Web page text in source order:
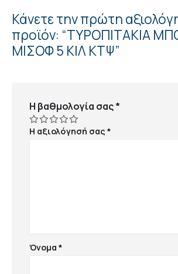
Κάνετε την πρώτη
προϊόν: “ΤΥΡΟΠΙΤΑΚΙΑ
ΜΙΣΟΦ 5 ΚΙΛ ΚΤΨ”
Η βαθμολογία σας*
Η αξιολόγησή σας*
Όνομα*